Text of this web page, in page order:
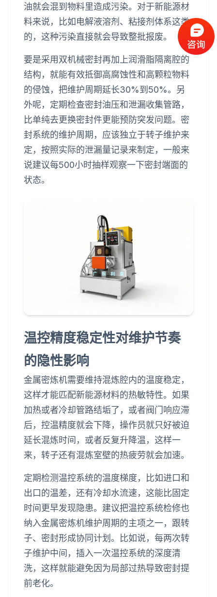
油就会混到物料里造成污染。对于新能源材
料来说，比如电解液溶剂、粘接剂体系这类
的，这种污染直接就会导致整批报废。
要是采用双机械密封再加上润滑脂隔离腔的
结构，就能有效抵御高腐蚀性和高颗粒物料
的侵蚀，把维护周期延长30%到50%。另
外呢，定期检查密封油压和泄漏收集管路，
比单纯去更换密封件更能预防突发问题。密
封系统的维护周期，应该独立于转子维护来
定，按照实际的泄漏量记录来制定，一般来
说建议每500小时抽样观察一下密封端面的
状态。
温控精度稳定性对维护节奏
的隐性影响
金属密炼机需要维持混炼腔内的温度稳定，
这样才能匹配新能源材料的热敏特性。如果
加热或者冷却管路结垢了，或者阀门响应滞
后，控温精度就会下降，操作员就只好被迫
延长混炼时间，或者反复升降温，这样一
来，转子还有混炼室壁的热疲劳就会加速。
定期检测温控系统的温度梯度，比如进口和
出口的温差，还有冷却水流速，这能比固定
时间更早发现隐患。建议把温控系统检修也
纳入金属密炼机维护周期的主项之一，跟转
子、密封形成协同计划。比如说，每两次转
子维护中间，插入一次温控系统的深度清
洗，这样就能避免因为局部过热导致密封提
前老化。